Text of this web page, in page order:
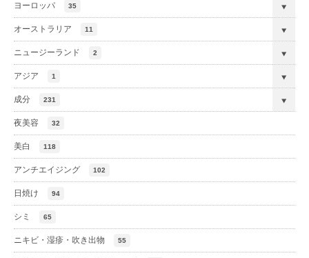
ヨーロッパ 35
オーストラリア 11
ニュージーランド 2
アジア 1
成分 231
夜美容 32
美白 118
アンチエイジング 102
日焼け 94
シミ 65
ニキビ・湿疹・吹き出物 55